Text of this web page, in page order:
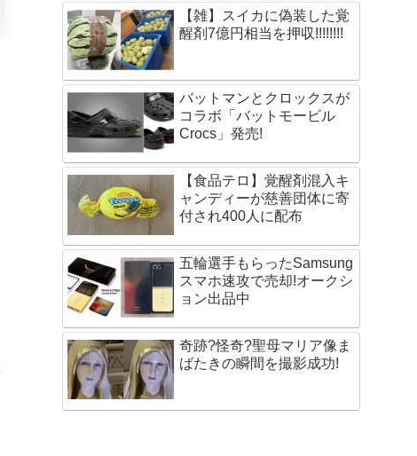
【雑】スイカに偽装した覚
醒剤7億円相当を押収!!!!!!!!
バットマンとクロックスが
コラボ「バットモービル
Crocs」発売!
【食品テロ】覚醒剤混入キ
ャンディーが慈善団体に寄
付され400人に配布
五輪選手もらったSamsung
スマホ速攻で売却!オークシ
ョン出品中
奇跡?怪奇?聖母マリア像ま
ばたきの瞬間を撮影成功!